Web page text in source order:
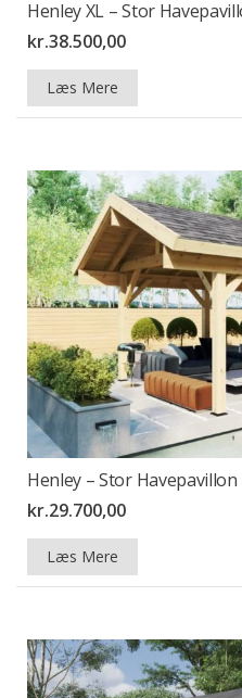
Henley XL – Stor
kr.38.500,00
Læs Mere
Henley – Stor
kr.29.700,00
Læs Mere